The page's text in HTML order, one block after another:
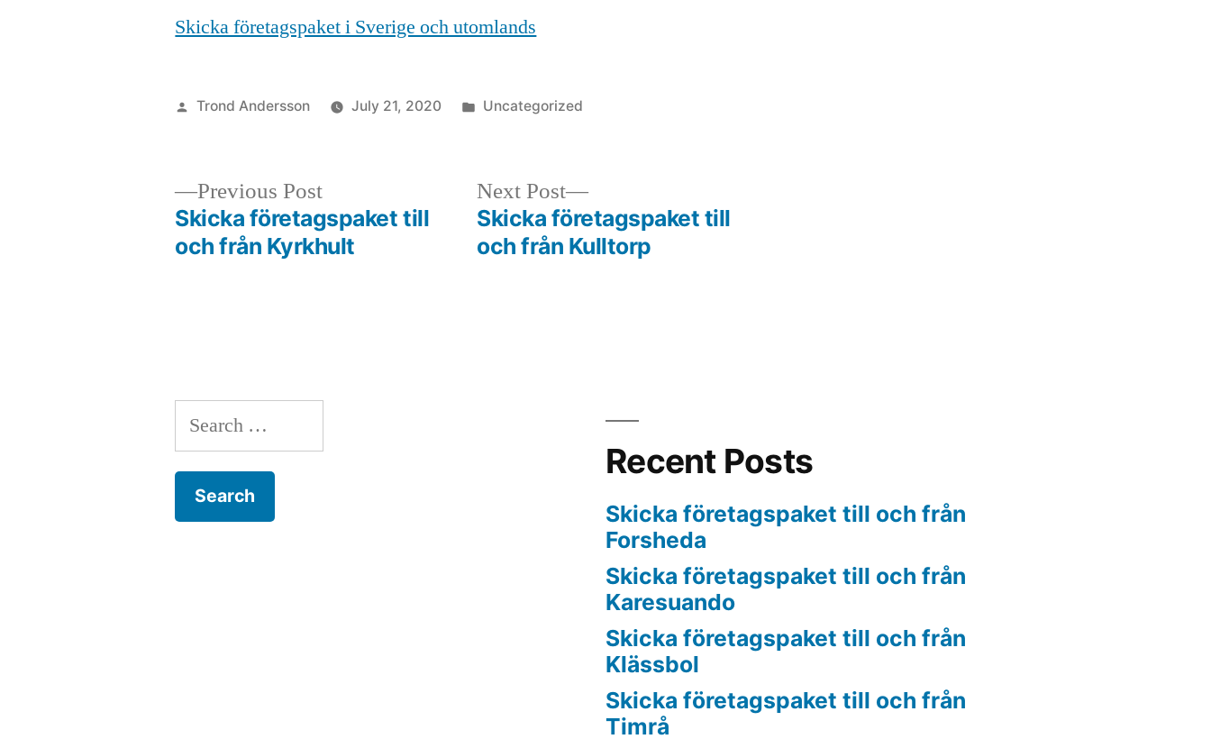
Skicka företagspaket i Sverige och utomlands
Posted
Trond Andersson July 21, 2020
Posted
Uncategorized
Previous PostPrevious
post:
Skicka företagspaket till
och från Kyrkhult
Next Post
Next
post:
Skicka företagspaket till
och från Kulltorp
Search
for:
Recent Posts
Skicka företagspaket till och från
Forsheda
Skicka företagspaket till och från
Karesuando
Skicka företagspaket till och från
Klässbol
Skicka företagspaket till och från
Timrå